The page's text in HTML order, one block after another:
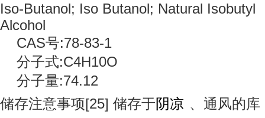
Iso-Butanol; Iso Butanol; Natural Isobutyl
Alcohol
CAS号:78-83-1
分子式:C4H10O
分子量:74.12
储存注意事项[25] 储存于阴凉 、通风的库